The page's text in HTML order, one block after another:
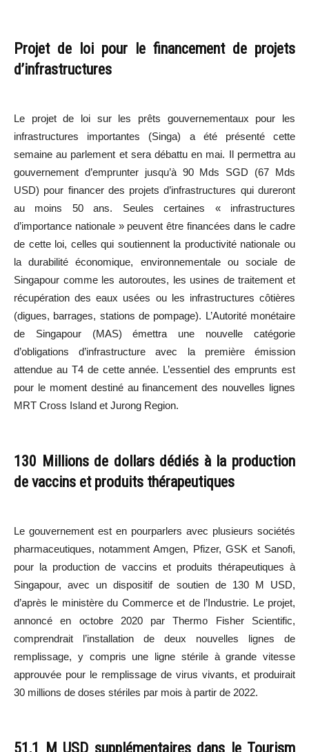
Projet de loi pour le financement de projets
d’infrastructures
Le projet de loi sur les prêts gouvernementaux pour les
infrastructures importantes (Singa) a été présenté cette
semaine au parlement et sera débattu en mai. Il permettra au
gouvernement d’emprunter jusqu’à 90 Mds SGD (67 Mds
USD) pour financer des projets d’infrastructures qui dureront
au moins 50 ans. Seules certaines « infrastructures
d’importance nationale » peuvent être financées dans le cadre
de cette loi, celles qui soutiennent la productivité nationale ou
la durabilité économique, environnementale ou sociale de
Singapour comme les autoroutes, les usines de traitement et
récupération des eaux usées ou les infrastructures côtières
(digues, barrages, stations de pompage). L’Autorité monétaire
de Singapour (MAS) émettra une nouvelle catégorie
d’obligations d’infrastructure avec la première émission
attendue au T4 de cette année. L’essentiel des emprunts est
pour le moment destiné au financement des nouvelles lignes
MRT Cross Island et Jurong Region.
130 Millions de dollars dédiés à la production
de vaccins et produits thérapeutiques
Le gouvernement est en pourparlers avec plusieurs sociétés
pharmaceutiques, notamment Amgen, Pfizer, GSK et Sanofi,
pour la production de vaccins et produits thérapeutiques à
Singapour, avec un dispositif de soutien de 130 M USD,
d’après le ministère du Commerce et de l’Industrie. Le projet,
annoncé en octobre 2020 par Thermo Fisher Scientific,
comprendrait l’installation de deux nouvelles lignes de
remplissage, y compris une ligne stérile à grande vitesse
approuvée pour le remplissage de virus vivants, et produirait
30 millions de doses stériles par mois à partir de 2022.
51,1 M USD supplémentaires dans le Tourism